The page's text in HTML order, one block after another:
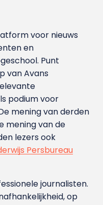
voor nieuws
en
Punt
van Avans
podium voor
mening van derden
mening van de
lezers ook
Persbureau
journalisten.
op